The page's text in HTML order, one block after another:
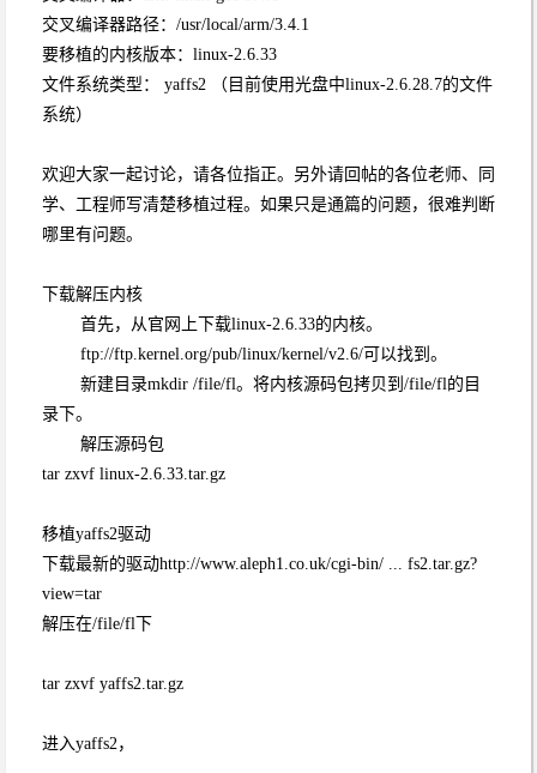
交叉编译器路径：/usr/local/arm/3.4.1
要移植的内核版本：linux-2.6.33
文件系统类型： yaffs2 （目前使用光盘中linux-2.6.28.7的文件
系统）
欢迎大家一起讨论，请各位指正。另外请回帖的各位老师、同
学、工程师写清楚移植过程。如果只是通篇的问题，很难判断
哪里有问题。
下载解压内核
首先，从官网上下载linux-2.6.33的内核。
ftp://ftp.kernel.org/pub/linux/kernel/v2.6/可以找到。
新建目录mkdir /file/fl。将内核源码包拷贝到/file/fl的目
录下。
解压源码包
tar zxvf linux-2.6.33.tar.gz
移植yaffs2驱动
下载最新的驱动http://www.aleph1.co.uk/cgi-bin/ ... fs2.tar.gz?
view=tar
解压在/file/fl下
tar zxvf yaffs2.tar.gz
进入yaffs2，